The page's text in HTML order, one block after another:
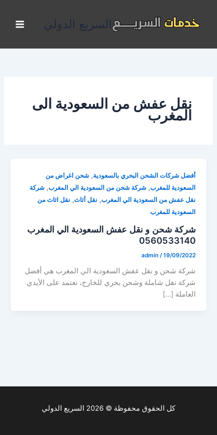
المحتوى
السريع الدولي
نقل عفش من السعودية الى
المغرب
أفضل شركات الشحن البحري بالسعودية,شحن اغراض من
السعودية للمغرب,شركة شحن من السعودية الي المغرب,شركة
نقل عفش من السعودية الي المغرب, نقل أثاث, نقل اثاث من
السعودية للمغرب
شركة شحن و نقل عفش السعودية الي المغرب
0560533140
admin /19/09/2022
شركة شحن و نقل عفش السعودية الي المغرب هي أفضل
شركة نقل شاملة وشحن بحري للخارج، تعتمد على الأيدي
العاملة […]
كل الحقوق محفوظة © 2026 السريع الدولي